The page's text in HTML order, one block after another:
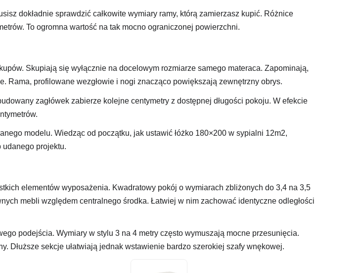
dokładnie sprawdzić całkowite wymiary ramy, którą zamierzasz kupić. Różnice
To ogromna wartość na tak mocno ograniczonej powierzchni.
Skupiają się wyłącznie na docelowym rozmiarze samego materaca. Zapominają,
Rama, profilowane wezgłowie i nogi znacząco powiększają zewnętrzny obrys.
zagłówek zabierze kolejne centymetry z dostępnej długości pokoju. W efekcie
modelu. Wiedząc od początku, jak ustawić łóżko 180×200 w sypialni 12m2,
udanego projektu.
elementów wyposażenia. Kwadratowy pokój o wymiarach zbliżonych do 3,4 na 3,5
mebli względem centralnego środka. Łatwiej w nim zachować identyczne odległości
podejścia. Wymiary w stylu 3 na 4 metry często wymuszają mocne przesunięcia.
Dłuższe sekcje ułatwiają jednak wstawienie bardzo szerokiej szafy wnękowej.